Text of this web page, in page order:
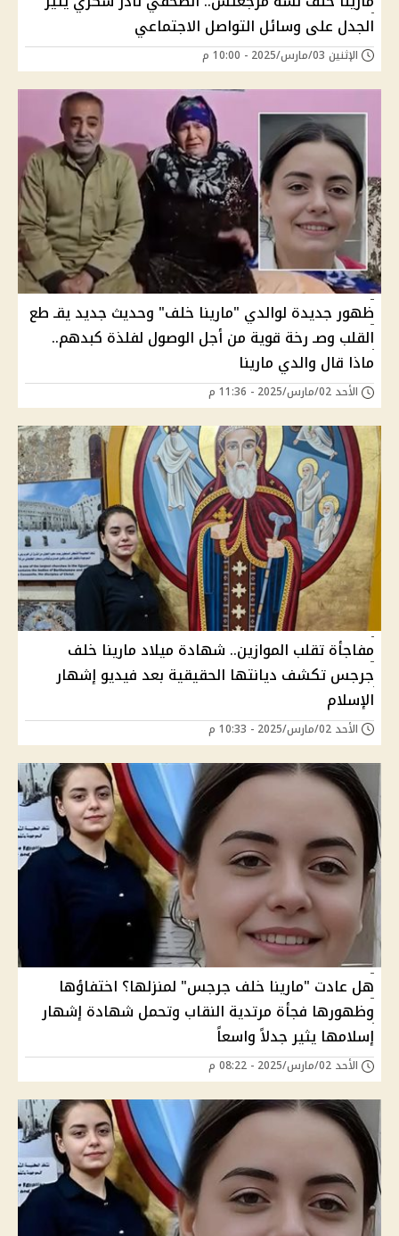
الجدل على وسائل التواصل الاجتماعي
الإثنين 03/مارس/2025 - 10:00 م
ظهور جديدة لوالدي "مارينا خلف" وحديث جديد يقـ طع
القلب وصـ رخة قوية من أجل الوصول لفلذة كبدهم..
ماذا قال والدي مارينا
الأحد 02/مارس/2025 - 11:36 م
مفاجأة تقلب الموازين.. شهادة ميلاد مارينا خلف
جرجس تكشف ديانتها الحقيقية بعد فيديو إشهار
الإسلام
الأحد 02/مارس/2025 - 10:33 م
هل عادت "مارينا خلف جرجس" لمنزلها؟ اختفاؤها
وظهورها فجأة مرتدية النقاب وتحمل شهادة إشهار
إسلامها يثير جدلاً واسعاً
الأحد 02/مارس/2025 - 08:22 م